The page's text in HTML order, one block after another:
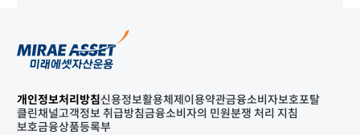
개인정보처리방침신용정보활용체제 이용약관금융소비자보호포탈
클린채널고객정보 취급방침금융소비자의 민원분쟁 처리 지침
보호금융상품등록부